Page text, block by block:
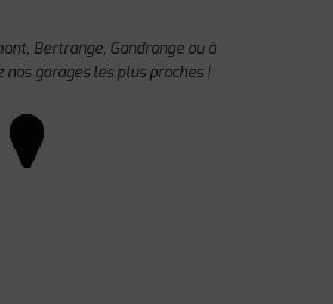
Bertrange, Gandrange ou à
garages les plus proches !